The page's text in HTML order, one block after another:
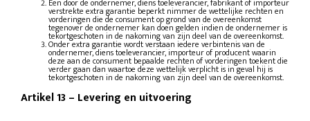
Een door de ondernemer, diens toeleverancier, fabrikant of importeur
verstrekte extra garantie beperkt nimmer de wettelijke rechten en
vorderingen die de consument op grond van de overeenkomst
tegenover de ondernemer kan doen gelden indien de ondernemer is
tekortgeschoten in de nakoming van zijn deel van de overeenkomst.
Onder extra garantie wordt verstaan iedere verbintenis van de
ondernemer, diens toeleverancier, importeur of producent waarin
deze aan de consument bepaalde rechten of vorderingen toekent die
verder gaan dan waartoe deze wettelijk verplicht is in geval hij is
tekortgeschoten in de nakoming van zijn deel van de overeenkomst.
Artikel 13 – Levering en uitvoering